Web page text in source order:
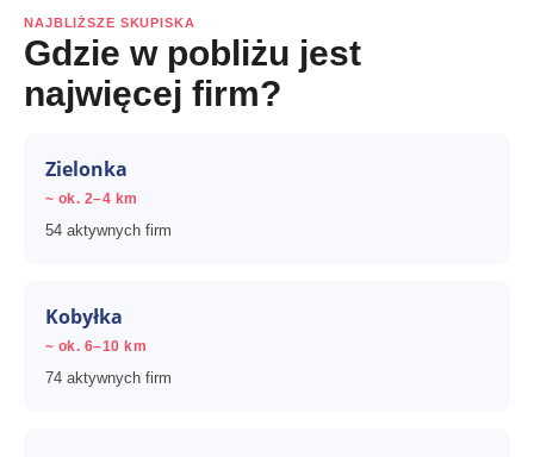
NAJBLIŻSZE SKUPISKA
Gdzie w pobliżu jest
najwięcej firm?
Zielonka
~ ok. 2–4 km
54 aktywnych firm
Kobyłka
~ ok. 6–10 km
74 aktywnych firm